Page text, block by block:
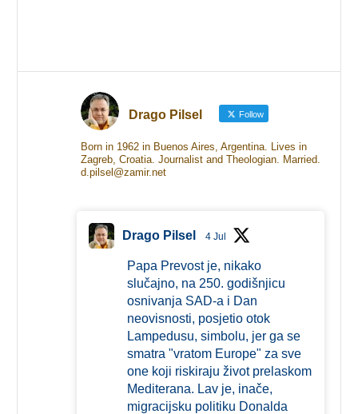
Drago Pilsel Follow
Born in 1962 in Buenos Aires, Argentina. Lives in
Zagreb, Croatia. Journalist and Theologian. Married.
d.pilsel@zamir.net
Drago Pilsel 4 Jul
Papa Prevost je, nikako
slučajno, na 250. godišnjicu
osnivanja SAD-a i Dan
neovisnosti, posjetio otok
Lampedusu, simbolu, jer ga se
smatra "vratom Europe" za sve
one koji riskiraju život prelaskom
Mediterana. Lav je, inače,
migracijsku politiku Donalda